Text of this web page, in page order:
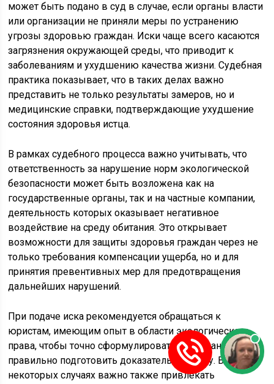
может быть подано в суд в случае, если органы власти
или организации не приняли меры по устранению
угрозы здоровью граждан. Иски чаще всего касаются
загрязнения окружающей среды, что приводит к
заболеваниям и ухудшению качества жизни. Судебная
практика показывает, что в таких делах важно
представить не только результаты замеров, но и
медицинские справки, подтверждающие ухудшение
состояния здоровья истца.
В рамках судебного процесса важно учитывать, что
ответственность за нарушение норм экологической
безопасности может быть возложена как на
государственные органы, так и на частные компании,
деятельность которых оказывает негативное
воздействие на среду обитания. Это открывает
возможности для защиты здоровья граждан через не
только требования компенсации ущерба, но и для
принятия превентивных мер для предотвращения
дальнейших нарушений.
При подаче иска рекомендуется обращаться к
юристам, имеющим опыт в области экологического
права, чтобы точно сформулировать требования и
правильно подготовить доказательную базу. В
некоторых случаях важно также привлекать